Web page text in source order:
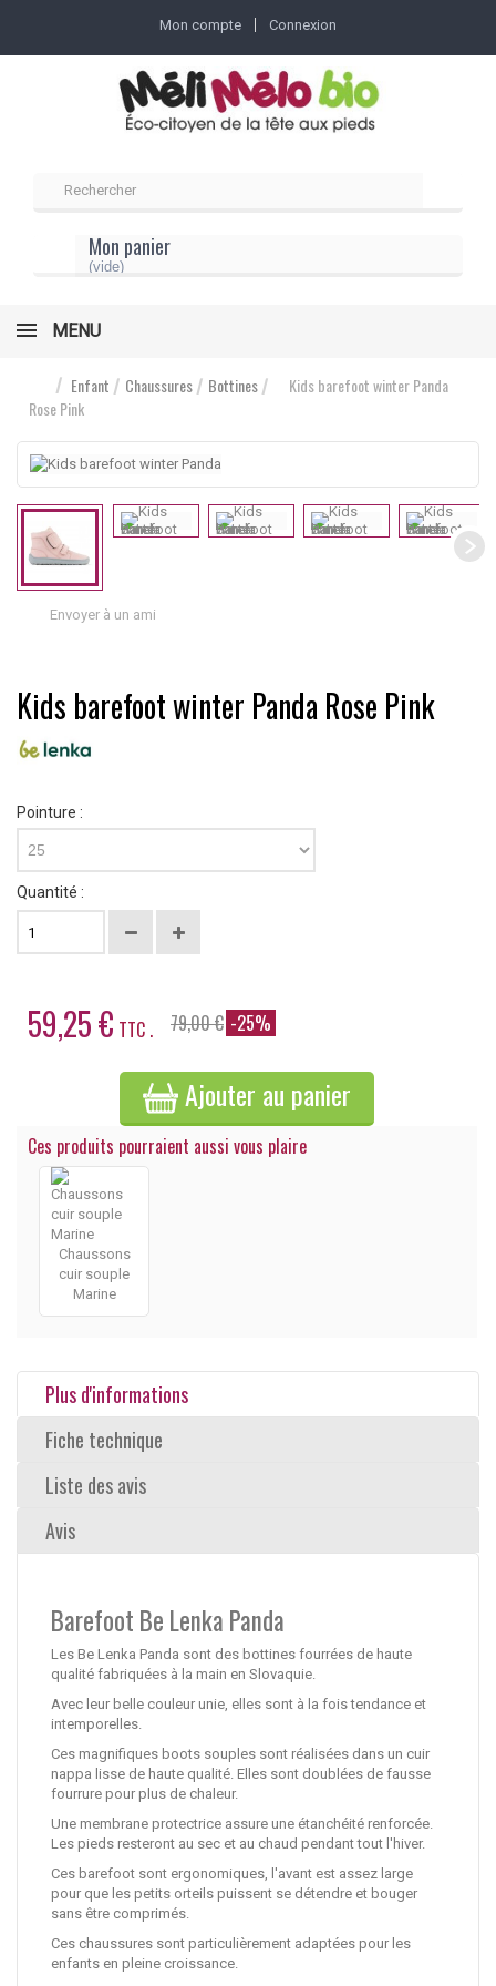
Mon compte Connexion
Mon panier
(vide)
MENU
Enfant Chaussures Bottines
Kids barefoot winter Panda
Rose Pink
Envoyer à un ami
Kids barefoot winter Panda Rose Pink
Pointure :
25
Quantité :
59,25 € TTC . 79,00 € -25%
Ajouter au panier
Ces produits pourraient aussi vous plaire
Chaussons
cuir souple
Marine
Plus d'informations
Fiche technique
Liste des avis
Avis
Barefoot Be Lenka Panda
Les Be Lenka Panda sont des bottines fourrées de haute
qualité fabriquées à la main en Slovaquie.
Avec leur belle couleur unie, elles sont à la fois tendance et
intemporelles.
Ces magnifiques boots souples sont réalisées dans un cuir
nappa lisse de haute qualité. Elles sont doublées de fausse
fourrure pour plus de chaleur.
Une membrane protectrice assure une étanchéité renforcée.
Les pieds resteront au sec et au chaud pendant tout l'hiver.
Ces barefoot sont ergonomiques, l'avant est assez large
pour que les petits orteils puissent se détendre et bouger
sans être comprimés.
Ces chaussures sont particulièrement adaptées pour les
enfants en pleine croissance.